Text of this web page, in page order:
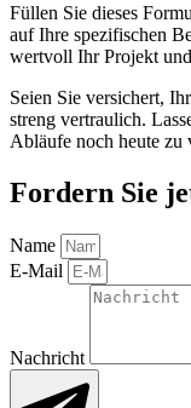
Füllen Sie dieses
auf Ihre spezifischen
wertvoll Ihr Projekt
Seien Sie versichert,
streng vertraulich.
Abläufe noch heute zu
Fordern Sie
Name
E-Mail
Nachricht